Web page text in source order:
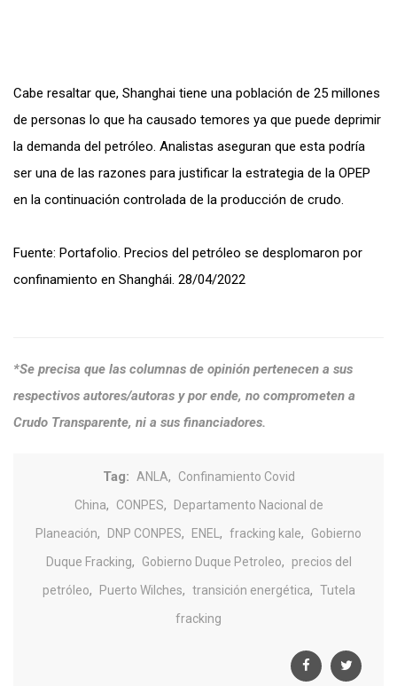
Cabe resaltar que, Shanghai tiene una población de 25 millones
de personas lo que ha causado temores ya que puede deprimir
la demanda del petróleo. Analistas aseguran que esta podría
ser una de las razones para justificar la estrategia de la OPEP
en la continuación controlada de la producción de crudo.
Fuente: Portafolio. Precios del petróleo se desplomaron por
confinamiento en Shanghái. 28/04/2022
*Se precisa que las columnas de opinión pertenecen a sus
respectivos autores/autoras y por ende, no comprometen a
Crudo Transparente, ni a sus financiadores.
Tag: ANLA,
Confinamiento Covid
China, CONPES,
Departamento Nacional de
Planeación, DNP CONPES, ENEL , fracking kale,
Gobierno
Duque Fracking, Gobierno Duque Petroleo,
precios del
petróleo, Puerto Wilches, transición energética, Tutela
fracking